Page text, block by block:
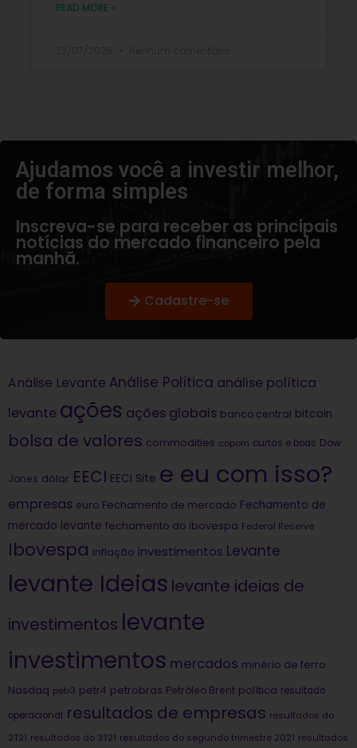
READ MORE »
Ajudamos você a investir melhor,
de forma simples​
Inscreva-se para receber as principais
notícias do mercado financeiro pela
manhã.
Cadastre-se
Análise Levante Análise Política análise política
levante ações ações globais banco central bitcoin
bolsa de valores commodities copom curtas e boas Dow
Jones dólar EECI EECI Site e eu com isso?
empresas euro Fechamento de mercado Fechamento de
mercado levante fechamento do ibovespa Federal Reserve
Ibovespa inflação investimentos Levante
levante Ideias levante ideias de
investimentos levante
investimentos mercados minério de ferro
Nasdaq petr3 petr4 petrobras Petróleo Brent política resultado
operacional resultados de empresas resultados do
2T21 resultados do 3T21 resultados do segundo trimestre 2021 resultados